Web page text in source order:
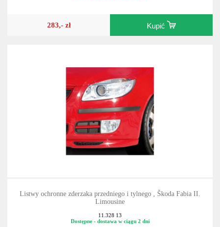
283,- zł Kupić
Listwy ochronne zderzaka przedniego i tylnego , Škoda Fabia II.
Limousine
11.328 13
Dostępne - dostawa w ciągu 2 dni